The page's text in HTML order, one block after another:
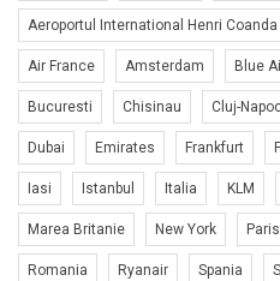
Aeroportul International Henri
Air France Amsterdam Blue
Bucuresti Chisinau Cluj-
Dubai Emirates Frankfurt
Iasi Istanbul Italia KLM
Marea Britanie New York Paris
Romania Ryanair Spania